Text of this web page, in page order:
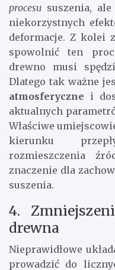
procesu suszenia,
niekorzystnych
deformacje. Z kolei
spowolnić ten
drewno musi
Dlatego tak ważne
atmosferyczne i
aktualnych
Właściwe
kierunku
rozmieszczenia
znaczenie dla
suszenia.
4.
drewna
Nieprawidłowe
prowadzić do